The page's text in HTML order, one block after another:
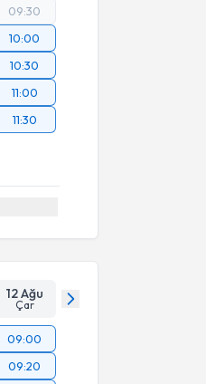
09:30
10:00
10:30
11:00
11:30
12 Ağu
Çar
09:00
09:20